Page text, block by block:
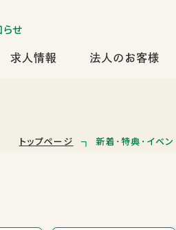
らせ
求人情報 法人のお客様
トップページ 新着･特典･イベン